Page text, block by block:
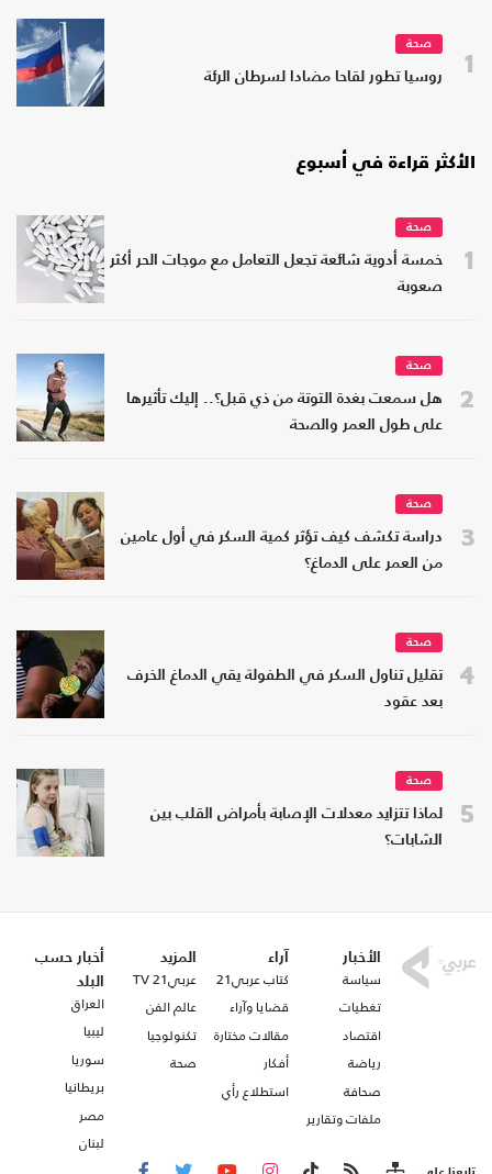
1
صحة
روسيا تطور لقاحا مضادا لسرطان الرئة
الأكثر قراءة في أسبوع
1
صحة
خمسة أدوية شائعة تجعل التعامل مع موجات الحر أكثر
صعوبة
2
صحة
هل سمعت بغدة التوتة من ذي قبل؟.. إليك تأثيرها
على طول العمر والصحة
3
صحة
دراسة تكشف كيف تؤثر كمية السكر في أول عامين
من العمر على الدماغ؟
4
صحة
تقليل تناول السكر في الطفولة يقي الدماغ الخرف
بعد عقود
5
صحة
لماذا تتزايد معدلات الإصابة بأمراض القلب بين
الشابات؟
الأخبار
سياسة
تغطيات
اقتصاد
رياضة
صحافة
ملفات وتقارير
آراء
كتاب عربي21
قضايا وآراء
مقالات مختارة
أفكار
استطلاع رأي
المزيد
عربي21 TV
عالم الفن
تكنولوجيا
صحة
أخبار حسب
البلد
العراق
ليبيا
سوريا
بريطانيا
مصر
لبنان